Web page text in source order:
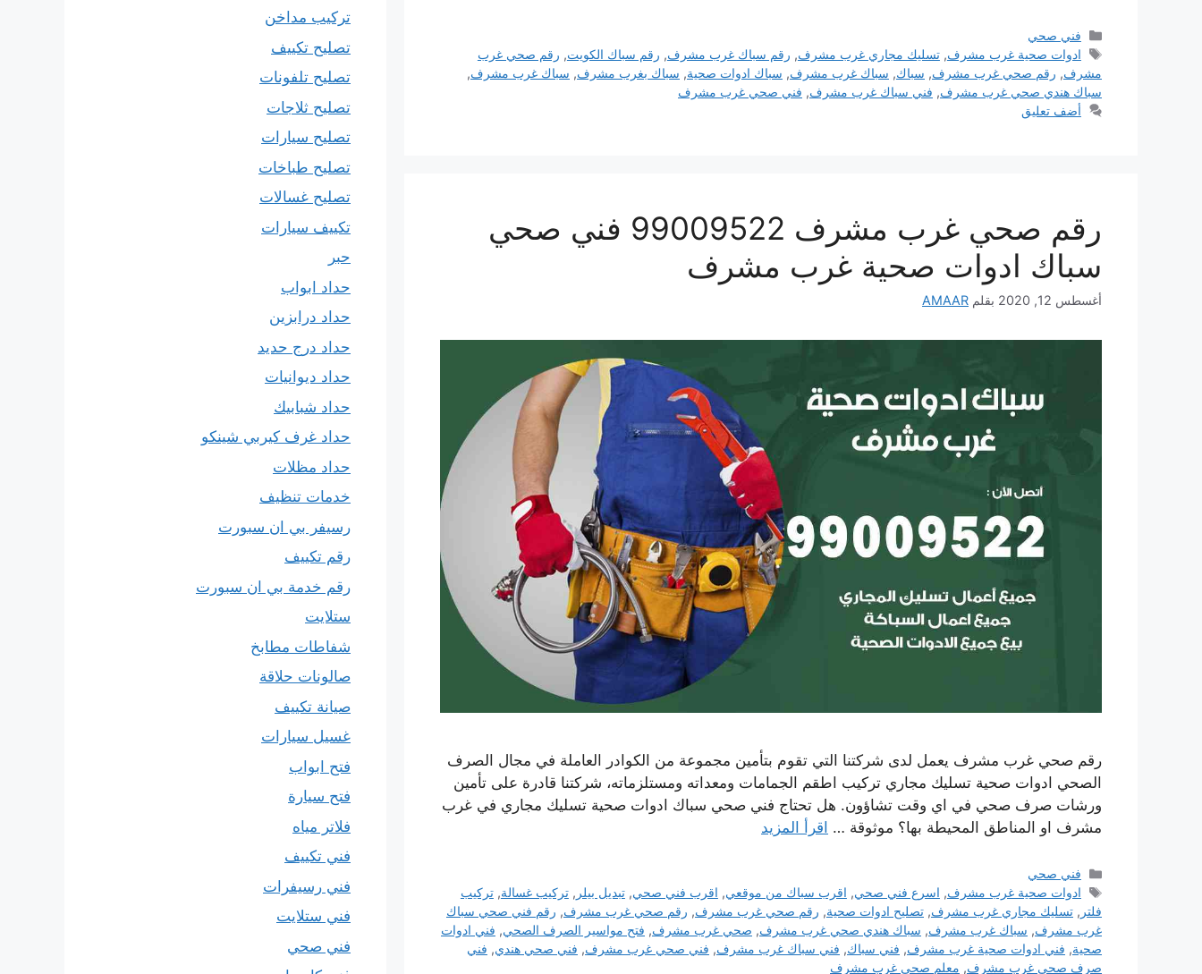
التصنيفات
فني صحي
الوسوم
ادوات صحية غرب مشرف,تسليك مجاري غرب مشرف, رقم سباك غرب مشرف, رقم سباك الكويت, رقم صحي غرب
مشرف, رقم صحي غرب مشرف, سباك, سباك غرب مشرف, سباك ادوات صحية, سباك بغرب مشرف, سباك غرب مشرف,
سباك هندي صحي غرب مشرف, فني سباك غرب مشرف, فني صحي غرب مشرف
أضف تعليق
رقم صحي غرب مشرف 99009522 فني صحي
سباك ادوات صحية غرب مشرف
أغسطس 12, 2020 بقلم AMAAR
رقم صحي غرب مشرف يعمل لدى شركتنا التي تقوم بتأمين مجموعة من الكوادر العاملة في مجال الصرف
الصحي ادوات صحية تسليك مجاري تركيب اطقم الجمامات ومعداته ومستلزماته، شركتنا قادرة على تأمين
ورشات صرف صحي في اي وقت تشاؤون. هل تحتاج فني صحي سباك ادوات صحية تسليك مجاري في غرب
مشرف او المناطق المحيطة بها؟ موثوقة … اقرأ المزيد
التصنيفات
فني صحي
الوسوم
ادوات صحية غرب مشرف, اسرع فني صحي, اقرب سباك من موقعي, اقرب فني صحي,تبديل بيلر ,تركيب غسالة,تركيب
فلتر , تسليك مجاري غرب مشرف, تصليح ادوات صحية, رقم صحي غرب مشرف, رقم صحي غرب مشرف, رقم فني صحي سباك
غرب مشرف, سباك غرب مشرف, سباك هندي صحي غرب مشرف, صحي غرب مشرف, فتح مواسير الصرف الصحي, فني ادوات
صحية, فني ادوات صحية غرب مشرف, فني سباك, فني سباك غرب مشرف, فني صحي غرب مشرف, فني صحي هندي, فني
صرف صحي غرب مشرف, معلم صحي غرب مشرف
تركيب مداخن
تصليح تكييف
تصليح تلفونات
تصليح ثلاجات
تصليح سيارات
تصليح طباخات
تصليح غسالات
تكييف سيارات
حبر
حداد ابواب
حداد درابزين
حداد درج حديد
حداد ديوانيات
حداد شبابيك
حداد غرف كيربي شينكو
حداد مظلات
خدمات تنظيف
رسيفر بي ان سبورت
رقم تكييف
رقم خدمة بي ان سبورت
ستلايت
شفاطات مطابخ
صالونات حلاقة
صيانة تكييف
غسيل سيارات
فتح ابواب
فتح سيارة
فلاتر مياه
فني تكييف
فني رسيفرات
فني ستلايت
فني صحي